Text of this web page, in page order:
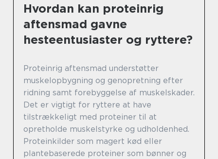
Hvordan kan proteinrig
aftensmad gavne
hesteentusiaster og ryttere?
Proteinrig aftensmad understøtter
muskelopbygning og genopretning efter
ridning samt forebyggelse af muskelskader.
Det er vigtigt for ryttere at have
tilstrækkeligt med proteiner til at
opretholde muskelstyrke og udholdenhed.
Proteinkilder som magert kød eller
plantebaserede proteiner som bønner og